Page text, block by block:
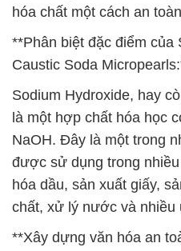
hóa chất một cách an
**Phân biệt đặc điểm của
Caustic Soda
Sodium Hydroxide, hay
là một hợp chất hóa học
NaOH. Đây là một trong
được sử dụng trong
hóa dầu, sản xuất giấy,
chất, xử lý nước và nhiều
**Xây dựng văn hóa an